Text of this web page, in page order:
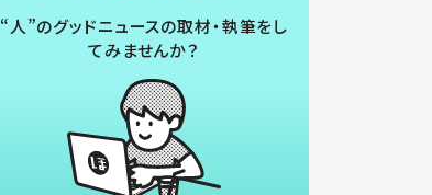
“人”のグッドニュースの取材・執筆をし
てみませんか？